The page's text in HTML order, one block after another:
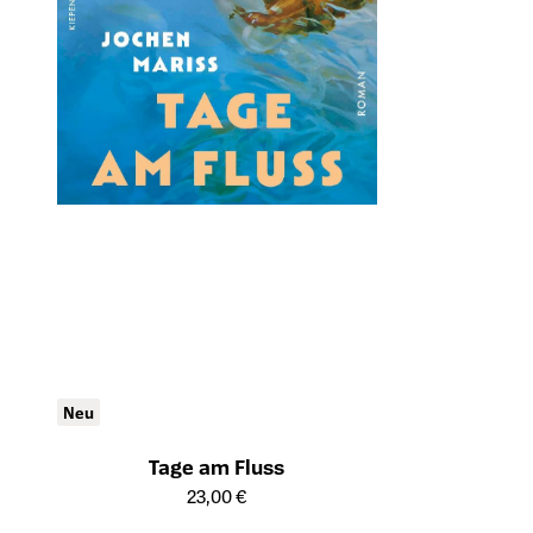
Neu
Tage am Fluss
Öffnet die Detailseite des Produkts
23,00 €